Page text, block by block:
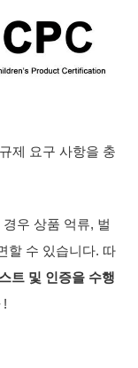
제 요구 사항을 충
우 상품 억류, 벌
할 수 있습니다. 따
트 및 인증을 수행
!